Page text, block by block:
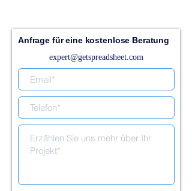
Anfrage für eine kostenlose Beratung
expert@getspreadsheet.com